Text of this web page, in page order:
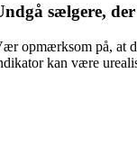
sælgere,
opmærksom på, at
kan være